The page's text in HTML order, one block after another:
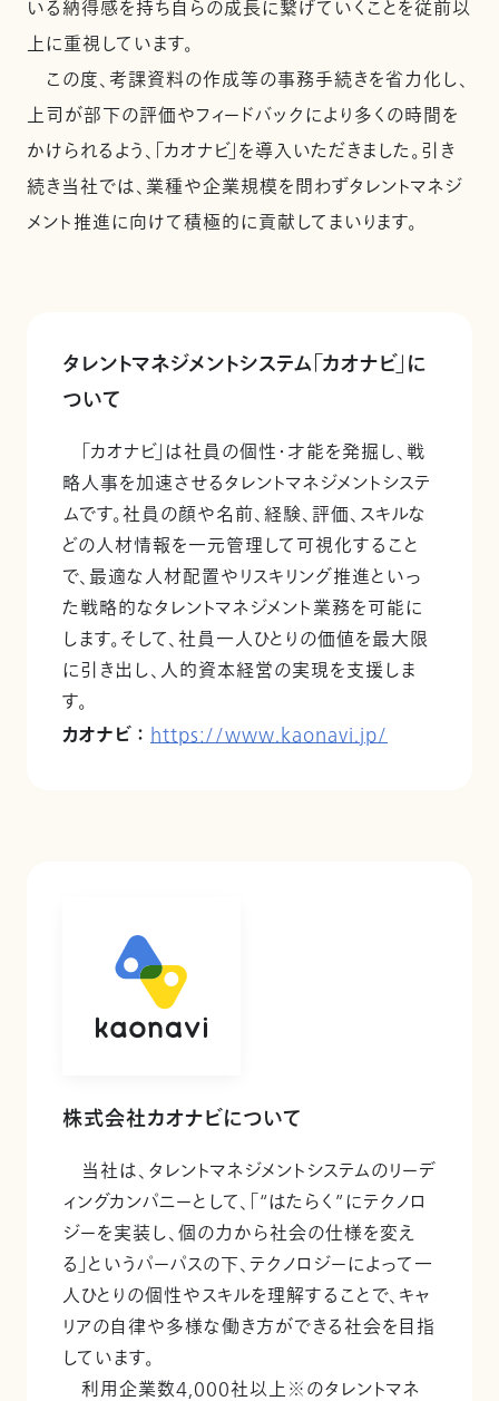
いる納得感を持ち自らの成長に繋げていくことを従前以
上に重視しています。
この度、考課資料の作成等の事務手続きを省力化し、
上司が部下の評価やフィードバックにより多くの時間を
かけられるよう、「カオナビ」を導入いただきました。引き
続き当社では、業種や企業規模を問わずタレントマネジ
メント推進に向けて積極的に貢献してまいります。
タレントマネジメントシステム「カオナビ」に
ついて
「カオナビ」は社員の個性・才能を発掘し、戦
略人事を加速させるタレントマネジメントシステ
ムです。社員の顔や名前、経験、評価、スキルな
どの人材情報を一元管理して可視化すること
で、最適な人材配置やリスキリング推進といっ
た戦略的なタレントマネジメント業務を可能に
します。そして、社員一人ひとりの価値を最大限
に引き出し、人的資本経営の実現を支援しま
す。
カオナビ ： https://www.kaonavi.jp/
株式会社カオナビについて
当社は、タレントマネジメントシステムのリーデ
ィングカンパニーとして、「“はたらく”にテクノロ
ジーを実装し、個の力から社会の仕様を変え
る」というパーパスの下、テクノロジーによって一
人ひとりの個性やスキルを理解することで、キャ
リアの自律や多様な働き方ができる社会を目指
しています。
利用企業数4,000社以上※のタレントマネ